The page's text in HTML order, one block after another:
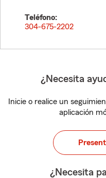
Teléfono:
304-675-2202
¿Necesita
Inicie o realice un
aplicación
¿Necesita